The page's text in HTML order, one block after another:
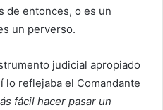
de entonces, o es un
un perverso.
judicial apropiado
lo reflejaba el Comandante
fácil hacer pasar un